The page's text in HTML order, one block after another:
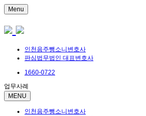
Menu
인천음주뺑소니변호사
판심법무법인 대표변호사
1660-0722
업무사례
MENU
인천음주뺑소니변호사